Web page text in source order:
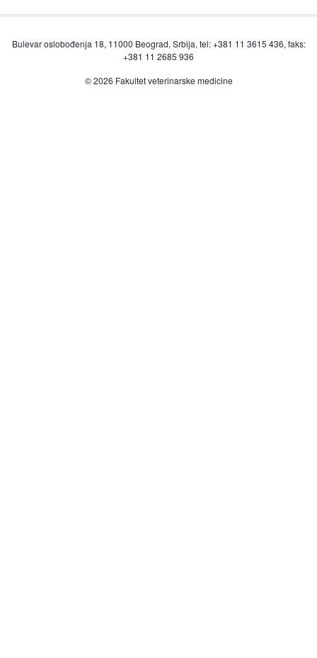
Bulevar oslobođenja 18, 11000 Beograd, Srbija, tel: +381 11 3615 436, faks:
+381 11 2685 936
© 2026 Fakultet veterinarske medicine